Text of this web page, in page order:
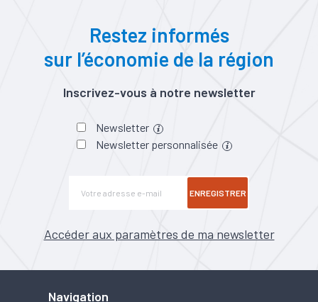
Restez informés
sur l’économie de la région
Inscrivez-vous à notre newsletter
Newsletter
Newsletter personnalisée
ENREGISTRER
Accéder aux paramètres de ma newsletter
Navigation